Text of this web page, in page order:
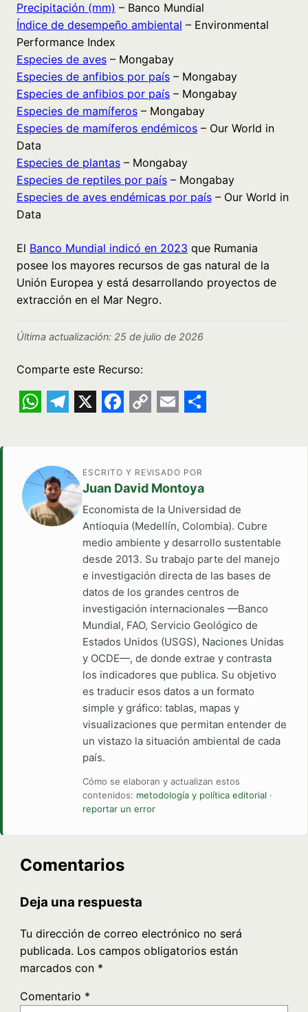
Precipitación (mm) – Banco Mundial
Índice de desempeño ambiental – Environmental
Performance Index
Especies de aves – Mongabay
Especies de anfibios por país – Mongabay
Especies de anfibios por país – Mongabay
Especies de mamíferos – Mongabay
Especies de mamíferos endémicos – Our World in
Data
Especies de plantas – Mongabay
Especies de reptiles por país – Mongabay
Especies de aves endémicas por país – Our World in
Data
El Banco Mundial indicó en 2023 que Rumania
posee los mayores recursos de gas natural de la
Unión Europea y está desarrollando proyectos de
extracción en el Mar Negro.
Última actualización: 25 de julio de 2026
Comparte este Recurso:
ESCRITO Y REVISADO POR
Juan David Montoya
Economista de la Universidad de
Antioquia (Medellín, Colombia). Cubre
medio ambiente y desarrollo sustentable
desde 2013. Su trabajo parte del manejo
e investigación directa de las bases de
datos de los grandes centros de
investigación internacionales —Banco
Mundial, FAO, Servicio Geológico de
Estados Unidos (USGS), Naciones Unidas
y OCDE—, de donde extrae y contrasta
los indicadores que publica. Su objetivo
es traducir esos datos a un formato
simple y gráfico: tablas, mapas y
visualizaciones que permitan entender de
un vistazo la situación ambiental de cada
país.
Cómo se elaboran y actualizan estos
contenidos: metodología y política editorial ·
reportar un error
Comentarios
Deja una respuesta
Tu dirección de correo electrónico no será
publicada. Los campos obligatorios están
marcados con *
Comentario *